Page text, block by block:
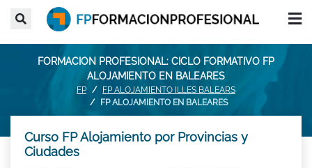
FORMACION PROFESIONAL: CICLO FORMATIVO FP
ALOJAMIENTO EN BALEARES
FP
FP ALOJAMIENTO ILLES BALEARS
FP ALOJAMIENTO EN BALEARES
Curso FP Alojamiento por Provincias y
Ciudades